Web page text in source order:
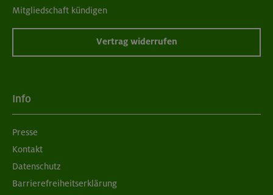
Mitgliedschaft kündigen
Vertrag widerrufen
Info
Presse
Kontakt
Datenschutz
Barrierefreiheitserklärung